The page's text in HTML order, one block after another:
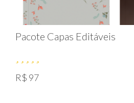
Pacote Capas Editáveis
R$ 97